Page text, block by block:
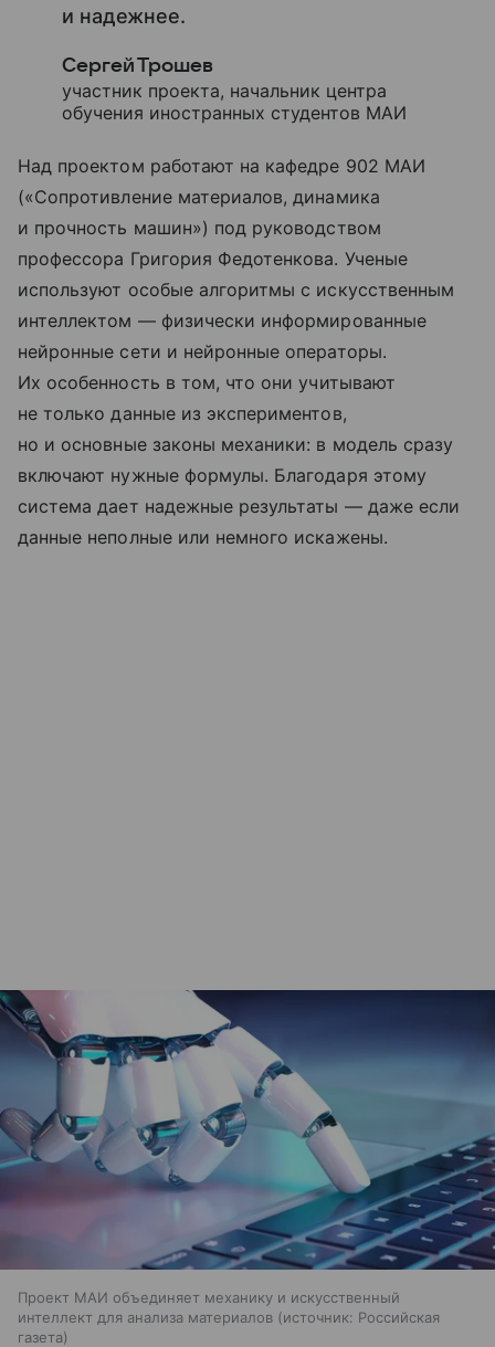
и надежнее.
Сергей Трошев
участник проекта, начальник центра
обучения иностранных студентов МАИ
Над проектом работают на кафедре 902 МАИ
(«Сопротивление материалов, динамика
и прочность машин») под руководством
профессора Григория Федотенкова. Ученые
используют особые алгоритмы с искусственным
интеллектом — физически информированные
нейронные сети и нейронные операторы.
Их особенность в том, что они учитывают
не только данные из экспериментов,
но и основные законы механики: в модель сразу
включают нужные формулы. Благодаря этому
система дает надежные результаты — даже если
данные неполные или немного искажены.
Проект МАИ объединяет механику и искусственный
интеллект для анализа материалов
источник: Российская
газета